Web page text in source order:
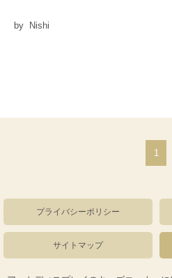
by Nishi
1
プライバシーポリシー
サイトマップ